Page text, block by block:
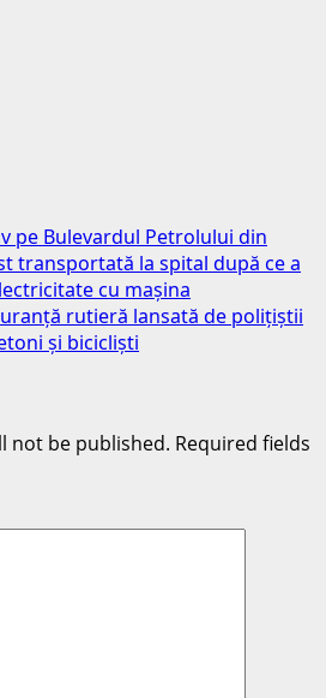
pe Bulevardul Petrolului din
transportată la spital după ce a
cu mașina
rutieră lansată de polițiștii
și bicicliști
not be published. Required fields